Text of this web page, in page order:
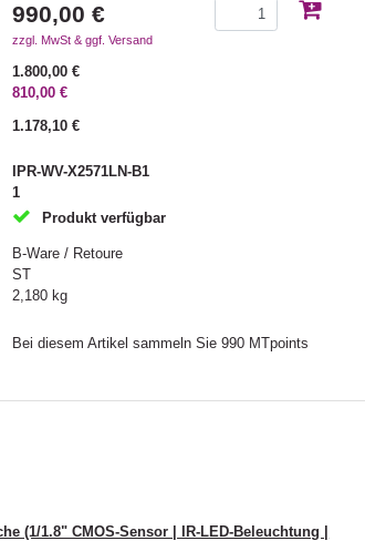
990,00 €
zzgl. MwSt & ggf. Versand
1.800,00 €
810,00 €
1.178,10 €
IPR-WV-X2571LN-B1
1
Produkt verfügbar
B-Ware / Retoure
ST
2,180 kg
Bei diesem Artikel sammeln Sie 990 MTpoints
(1/1.8" CMOS-Sensor | IR-LED-Beleuchtung |